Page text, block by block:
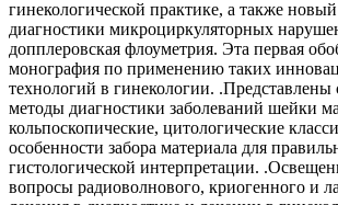
гинекологической практике, а также
диагностики микроциркуляторных
допплеровская флоуметрия. Эта первая
монография по применению таких
технологий в гинекологии.
методы диагностики заболеваний шейки
кольпоскопические, цитологические
особенности забора материала для
гистологической интерпретации.
вопросы радиоволнового, криогенного и